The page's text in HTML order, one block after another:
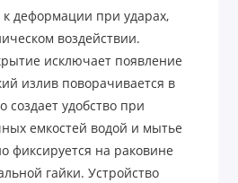
деформации при ударах,
воздействии.
исключает появление
излив поворачивается в
создает удобство при
емкостей водой и мытье
фиксируется на раковине
гайки. Устройство